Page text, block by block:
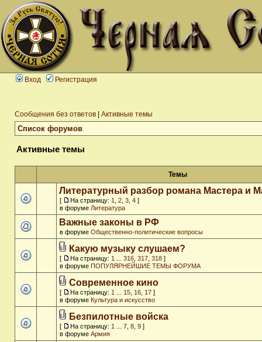
Вход Регистрация
Сообщения без ответов Активные темы
Список форумов
Активные темы
Темы
Литературный разбор романа Мастера и
[ На страницу: 1 2 3 4 ]
в форуме Литература
Важные законы в РФ
в форуме Общественно-политические вопросы
Какую музыку слушаем?
[ На страницу: 1 316 317 318 ]
в форуме ПОПУЛЯРНЕЙШИЕ ТЕМЫ ФОРУМА
Современное кино
[ На страницу: 1 15 16 17 ]
в форуме Культура и искусство
Безпилотные войска
[ На страницу: 1 7 8 9 ]
в форуме Армия